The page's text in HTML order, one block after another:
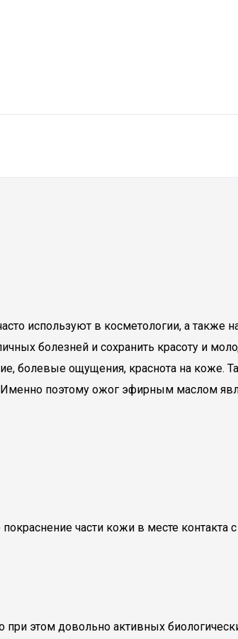
используют в косметологии, а
болезней и сохранить красоту и
болевые ощущения, краснота на коже.
поэтому ожог эфирным маслом
части кожи в месте контакта
этом довольно активных